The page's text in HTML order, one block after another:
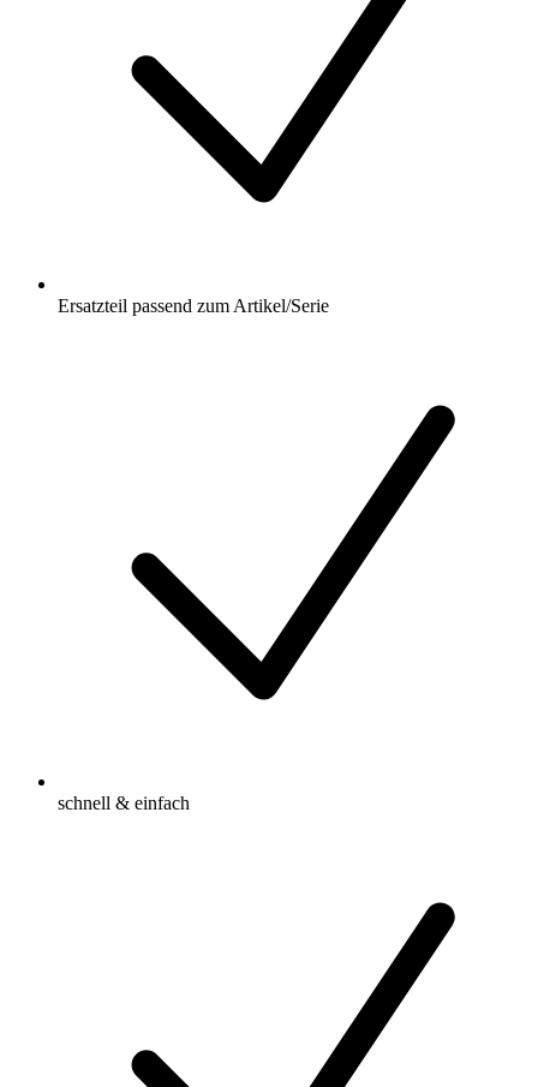
Ersatzteil passend zum Artikel/Serie
schnell & einfach